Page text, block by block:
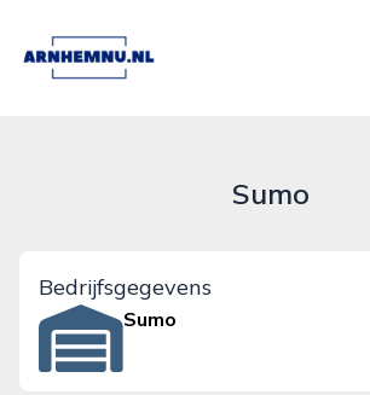
arnhemnu.nl
Sumo
Bedrijfsgegevens
Sumo